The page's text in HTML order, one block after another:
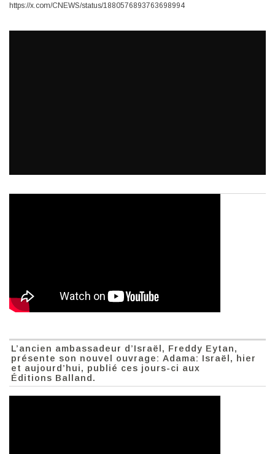
https://x.com/CNEWS/status/1880576893763698994
L’ancien ambassadeur d’Israël, Freddy Eytan,
présente son nouvel ouvrage: Adama: Israël, hier
et aujourd’hui, publié ces jours-ci aux
Éditions Balland.